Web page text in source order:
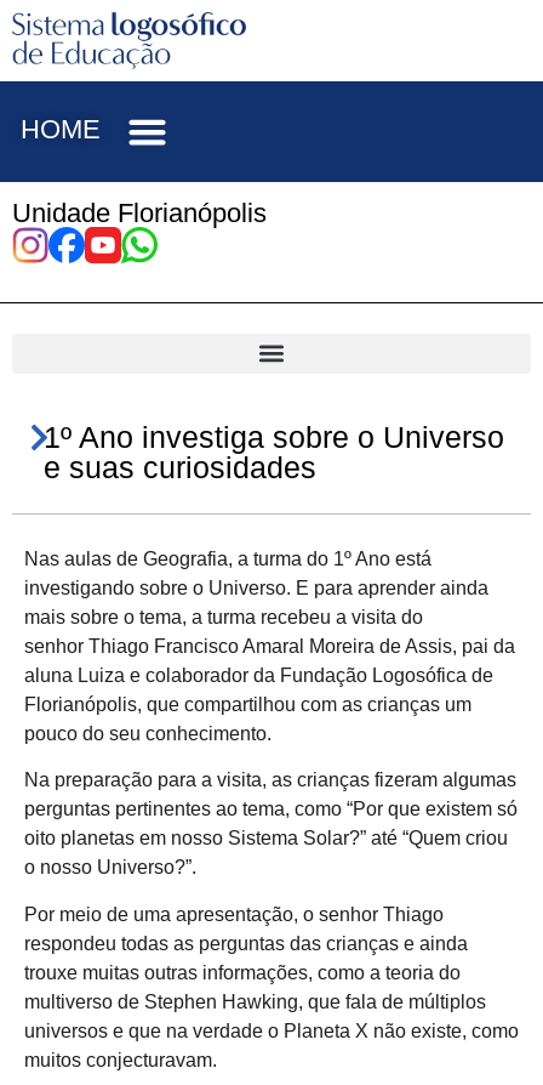
HOME
Unidade Florianópolis
1º Ano investiga sobre o Universo
e suas curiosidades
Nas aulas de Geografia, a turma do 1º Ano está
investigando sobre o Universo. E para aprender ainda
mais sobre o tema, a turma recebeu a visita do
senhor Thiago Francisco Amaral Moreira de Assis, pai da
aluna Luiza e colaborador da Fundação Logosófica de
Florianópolis, que compartilhou com as crianças um
pouco do seu conhecimento.
Na preparação para a visita, as crianças fizeram algumas
perguntas pertinentes ao tema, como “Por que existem só
oito planetas em nosso Sistema Solar?” até “Quem criou
o nosso Universo?”.
Por meio de uma apresentação, o senhor Thiago
respondeu todas as perguntas das crianças e ainda
trouxe muitas outras informações, como a teoria do
multiverso de Stephen Hawking, que fala de múltiplos
universos e que na verdade o Planeta X não existe, como
muitos conjecturavam.